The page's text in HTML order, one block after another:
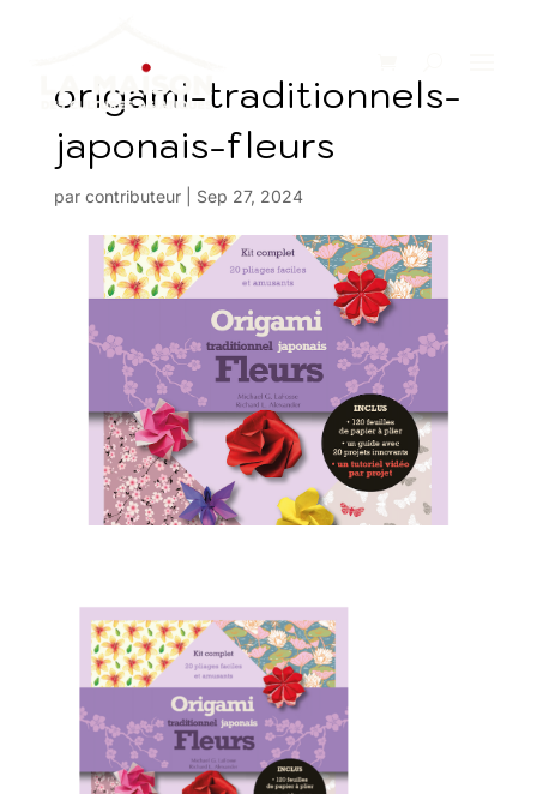
origami-traditionnels-
japonais-fleurs
par contributeur| Sep 27, 2024